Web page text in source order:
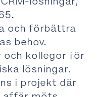
och förbättra
behov.
och kollegor för
lösningar.
i projekt där